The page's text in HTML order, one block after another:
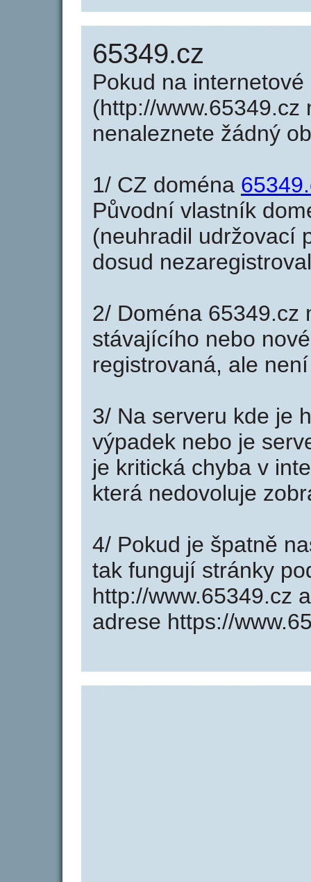
65349.cz
Pokud na
(http://www.65349.cz
nenaleznete žádný
1/ CZ doména
Původní vlastník
(neuhradil udržovací
dosud
2/ Doména 65349.cz
stávajícího nebo
registrovaná, ale
3/ Na serveru kde je
výpadek nebo je
je kritická chyba v
která nedovoluje
4/ Pokud je špatně
tak fungují stránky
http://www.65349.cz
adrese https://